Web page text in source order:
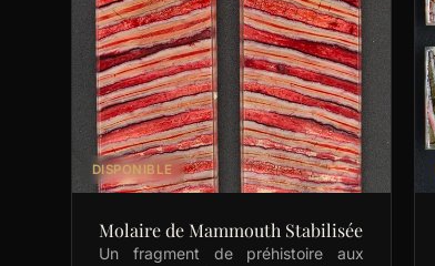
DISPONIBLE
Molaire de Mammouth Stabilisée
Un fragment de préhistoire aux